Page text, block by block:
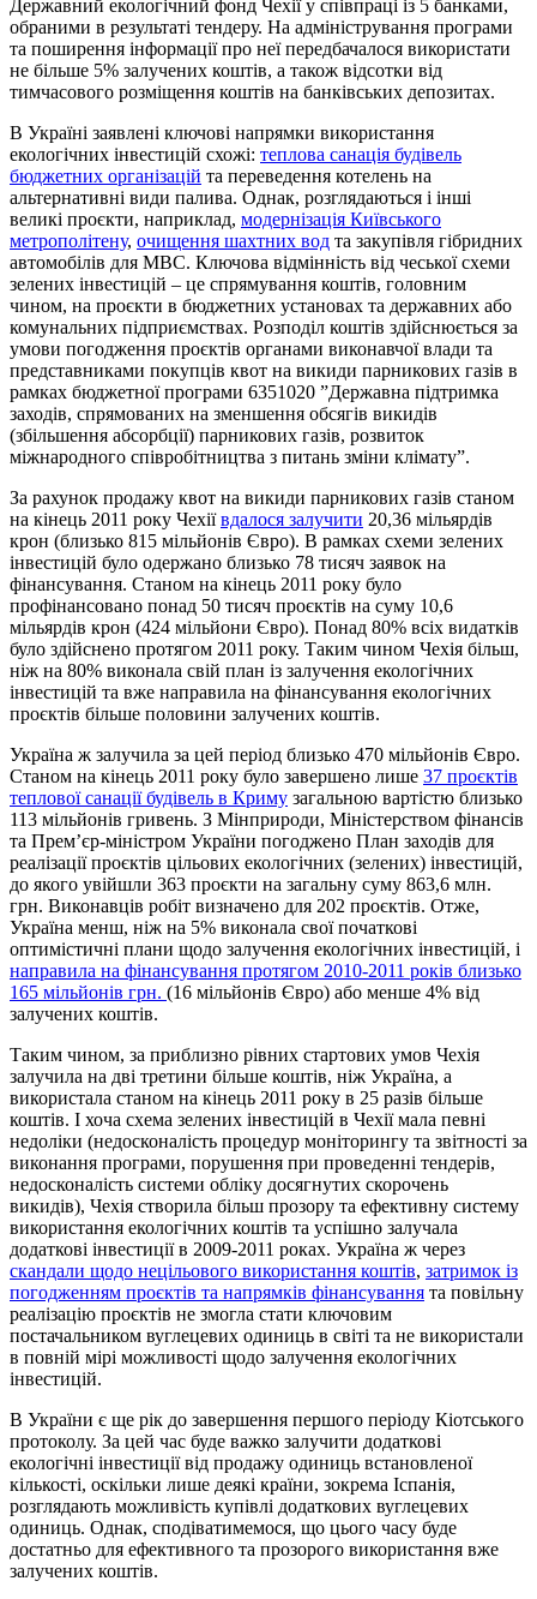
Державний екологічний фонд Чехії у співпраці із 5 банками,
обраними в результаті тендеру. На адміністрування програми
та поширення інформації про неї передбачалося використати
не більше 5% залучених коштів, а також відсотки від
тимчасового розміщення коштів на банківських депозитах.
В Україні заявлені ключові напрямки використання
екологічних інвестицій схожі: теплова санація будівель
бюджетних організацій та переведення котелень на
альтернативні види палива. Однак, розглядаються і інші
великі проєкти, наприклад, модернізація Київського
метрополітену, очищення шахтних вод та закупівля гібридних
автомобілів для МВС. Ключова відмінність від чеської схеми
зелених інвестицій – це спрямування коштів, головним
чином, на проєкти в бюджетних установах та державних або
комунальних підприємствах. Розподіл коштів здійснюється за
умови погодження проєктів органами виконавчої влади та
представниками покупців квот на викиди парникових газів в
рамках бюджетної програми 6351020 ”Державна підтримка
заходів, спрямованих на зменшення обсягів викидів
(збільшення абсорбції) парникових газів, розвиток
міжнародного співробітництва з питань зміни клімату”.
За рахунок продажу квот на викиди парникових газів станом
на кінець 2011 року Чехіївдалося залучити 20,36 мільярдів
крон (близько 815 мільйонів Євро). В рамках схеми зелених
інвестицій було одержано близько 78 тисяч заявок на
фінансування. Станом на кінець 2011 року було
профінансовано понад 50 тисяч проєктів на суму 10,6
мільярдів крон (424 мільйони Євро). Понад 80% всіх видатків
було здійснено протягом 2011 року. Таким чином Чехія більш,
ніж на 80% виконала свій план із залучення екологічних
інвестицій та вже направила на фінансування екологічних
проєктів більше половини залучених коштів.
Україна ж залучила за цей період близько 470 мільйонів Євро.
Станом на кінець 2011 року було завершено лише 37 проєктів
теплової санації будівель в Криму загальною вартістю близько
113 мільйонів гривень. З Мінприроди, Міністерством фінансів
та Прем’єр-міністром України погоджено План заходів для
реалізації проєктів цільових екологічних (зелених) інвестицій,
до якого увійшли 363 проєкти на загальну суму 863,6 млн.
грн. Виконавців робіт визначено для 202 проєктів. Отже,
Україна менш, ніж на 5% виконала свої початкові
оптимістичні плани щодо залучення екологічних інвестицій, і
направила на фінансування протягом 2010-2011 років близько
165 мільйонів грн. (16 мільйонів Євро) або менше 4% від
залучених коштів.
Таким чином, за приблизно рівних стартових умов Чехія
залучила на дві третини більше коштів, ніж Україна, а
використала станом на кінець 2011 року в 25 разів більше
коштів. І хоча схема зелених інвестицій в Чехії мала певні
недоліки (недосконалість процедур моніторингу та звітності за
виконання програми, порушення при проведенні тендерів,
недосконалість системи обліку досягнутих скорочень
викидів), Чехія створила більш прозору та ефективну систему
використання екологічних коштів та успішно залучала
додаткові інвестиції в 2009-2011 роках. Україна ж через
скандали щодо нецільового використання коштів, затримок із
погодженням проєктів та напрямків фінансування та повільну
реалізацію проєктів не змогла стати ключовим
постачальником вуглецевих одиниць в світі та не використали
в повній мірі можливості щодо залучення екологічних
інвестицій.
В України є ще рік до завершення першого періоду Кіотського
протоколу. За цей час буде важко залучити додаткові
екологічні інвестиції від продажу одиниць встановленої
кількості, оскільки лише деякі країни, зокрема Іспанія,
розглядають можливість купівлі додаткових вуглецевих
одиниць. Однак, сподіватимемося, що цього часу буде
достатньо для ефективного та прозорого використання вже
залучених коштів.